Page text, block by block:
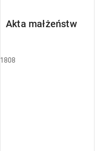
Akta małżeństw
1808